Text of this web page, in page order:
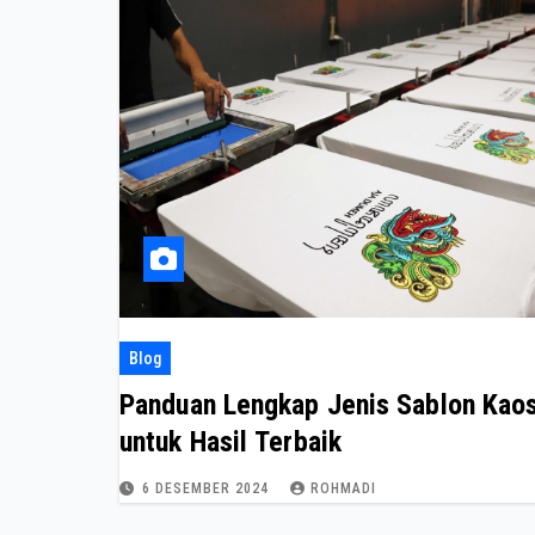
Blog
Panduan Lengkap Jenis Sablon
untuk Hasil Terbaik
6 DESEMBER 2024 ROHMADI